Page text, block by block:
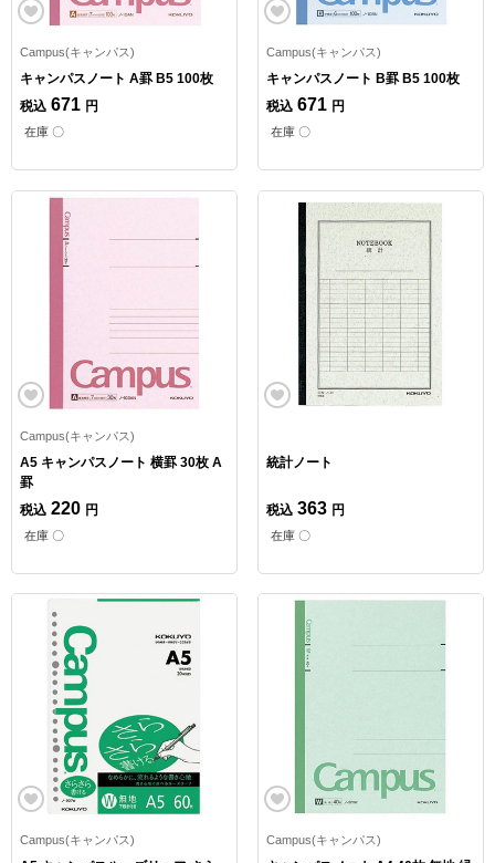
Campus(キャンパス)
キャンパスノート A罫 B5 100枚
税込 671 円
在庫 〇
Campus(キャンパス)
キャンパスノート B罫 B5 100枚
税込 671 円
在庫 〇
Campus(キャンパス)
A5 キャンパスノート 横罫 30枚 A
罫
税込 220 円
在庫 〇
統計ノート
税込 363 円
在庫 〇
Campus(キャンパス) Campus(キャンパス)